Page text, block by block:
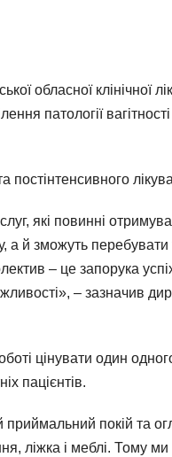
обласної клінічної
патології
постінтенсивного
які повинні
а й зможуть
– це запорука
– зазначив
цінувати один
пацієнтів.
покій та
ліжка і меблі. Тому